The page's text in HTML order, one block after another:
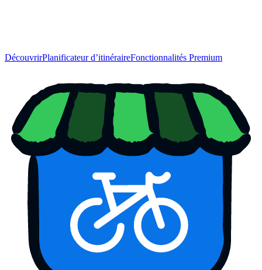
DécouvrirPlanificateur d’itinéraireFonctionnalités Premium